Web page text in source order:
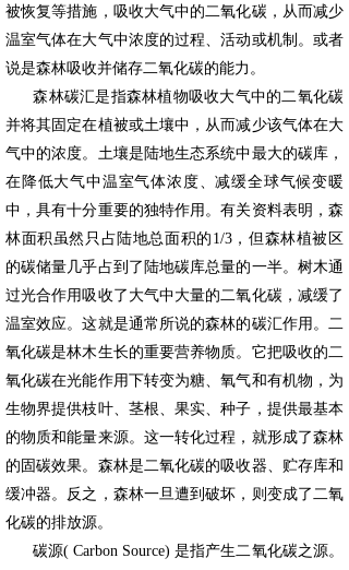
被恢复等措施，吸收大气中的二氧化碳，从而减少
温室气体在大气中浓度的过程、活动或机制。 或者
说是森林吸收并储存二氧化碳的能力。
森林碳汇是指森林植物吸收大气中的二氧化碳
并将其固定在植被或土壤中，从而减少该气体在大
气中的浓度。土壤是陆地生态系统中最大的碳库，
在降低大气中温室气体浓度、减缓全球气候变暖
中，具有十分重要的独特作用。有关资料表明，森
林面积虽然只占陆地总面积的1/3，但森林植被区
的碳储量几乎占到了陆地碳库总量的一半。树木通
过光合作用吸收了大气中大量的二氧化碳，减缓了
温室效应。这就是通常所说的森林的碳汇作用。二
氧化碳是林木生长的重要营养物质。它把吸收的二
氧化碳在光能作用下转变为糖、氧气和有机物，为
生物界提供枝叶、茎根、果实、种子，提供最基本
的物质和能量来源。这一转化过程，就形成了森林
的固碳效果。森林是二氧化碳的吸收器、贮存库和
缓冲器。反之，森林一旦遭到破坏，则变成了二氧
化碳的排放源。
碳源( Carbon Source) 是指产生二氧化碳之源。